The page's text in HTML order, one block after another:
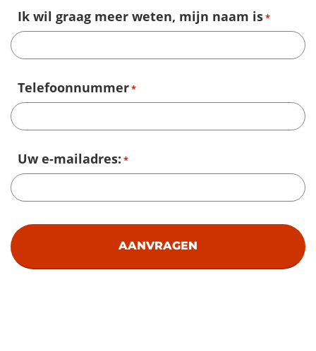
Ik wil graag meer weten, mijn naam is*
Telefoonnummer*
Uw e-mailadres: *